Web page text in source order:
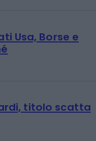
Usa, Borse e
titolo scatta